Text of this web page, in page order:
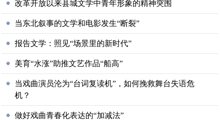
改革开放以来县城文学中青年形象的精神突围
当东北叙事的文学和电影发生“断裂”
报告文学：照见“场景里的新时代”
美育“水涨”助推文艺作品“船高”
当戏曲演员沦为“台词复读机”，如何挽救舞台失语危
机？
做好戏曲青春化表达的“加减法”